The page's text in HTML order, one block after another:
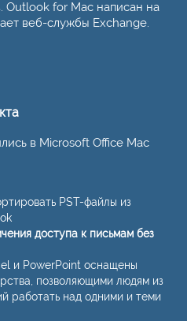
Outlook for Mac написан на
веб-службы Exchange.
в Microsoft Office Mac
PST-файлы из
доступа к письмам без
и PowerPoint оснащены
позволяющими людям из
работать над одними и теми